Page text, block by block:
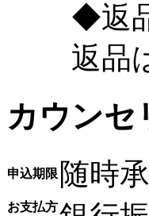
◆返
返品
カウンセ
申込期限 随時
お支払方